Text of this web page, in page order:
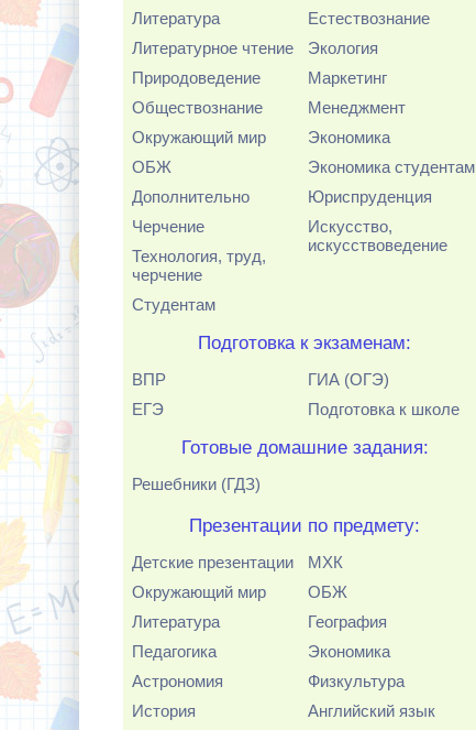
Литература
Литературное чтение
Природоведение
Обществознание
Окружающий мир
ОБЖ
Дополнительно
Черчение
Технология, труд,
черчение
Студентам
Естествознание
Экология
Маркетинг
Менеджмент
Экономика
Экономика студентам
Юриспруденция
Искусство,
искусствоведение
Подготовка к экзаменам:
ВПР
ЕГЭ
ГИА (ОГЭ)
Подготовка к школе
Готовые домашние задания:
Решебники (ГДЗ)
Презентации по предмету:
Детские презентации
Окружающий мир
Литература
Педагогика
Астрономия
История
МХК
ОБЖ
География
Экономика
Физкультура
Английский язык